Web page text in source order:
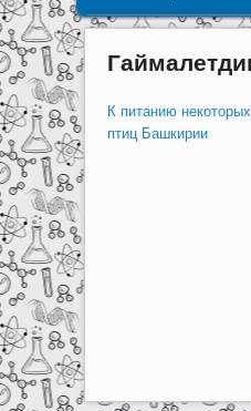
К питанию
птиц Башкирии